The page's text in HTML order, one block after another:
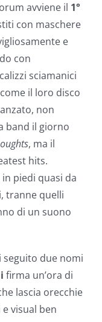
avviene il 1°
con maschere
e
con
sciamanici
il loro disco
non
band il giorno
, ma il
hits.
piedi quasi da
tranne quelli
di un suono
seguito due nomi
firma un’ora di
lascia orecchie
visual ben